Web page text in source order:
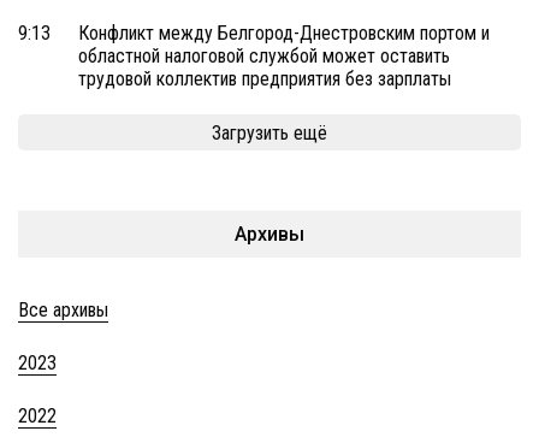
9:13
Конфликт между Белгород-Днестровским портом и
областной налоговой службой может оставить
трудовой коллектив предприятия без зарплаты
Загрузить ещё
Архивы
Все архивы
2023
2022